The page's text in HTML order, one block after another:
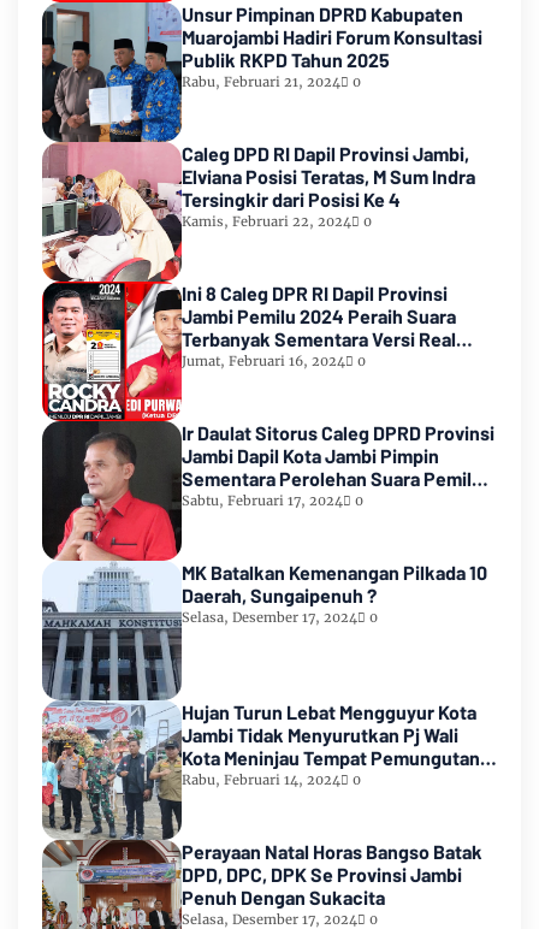
Unsur Pimpinan DPRD Kabupaten
Muarojambi Hadiri Forum Konsultasi
Publik RKPD Tahun 2025
Rabu, Februari 21, 2024 0
Caleg DPD RI Dapil Provinsi Jambi,
Elviana Posisi Teratas, M Sum Indra
Tersingkir dari Posisi Ke 4
Kamis, Februari 22, 2024 0
Ini 8 Caleg DPR RI Dapil Provinsi
Jambi Pemilu 2024 Peraih Suara
Terbanyak Sementara Versi Real
Count KPU RI
Jumat, Februari 16, 2024 0
Ir Daulat Sitorus Caleg DPRD Provinsi
Jambi Dapil Kota Jambi Pimpin
Sementara Perolehan Suara Pemilu
2024
Sabtu, Februari 17, 2024 0
MK Batalkan Kemenangan Pilkada 10
Daerah, Sungaipenuh ?
Selasa, Desember 17, 2024 0
Hujan Turun Lebat Mengguyur Kota
Jambi Tidak Menyurutkan Pj Wali
Kota Meninjau Tempat Pemungutan
Suara Pemilu 2024
Rabu, Februari 14, 2024 0
Perayaan Natal Horas Bangso Batak
DPD, DPC, DPK Se Provinsi Jambi
Penuh Dengan Sukacita
Selasa, Desember 17, 2024 0